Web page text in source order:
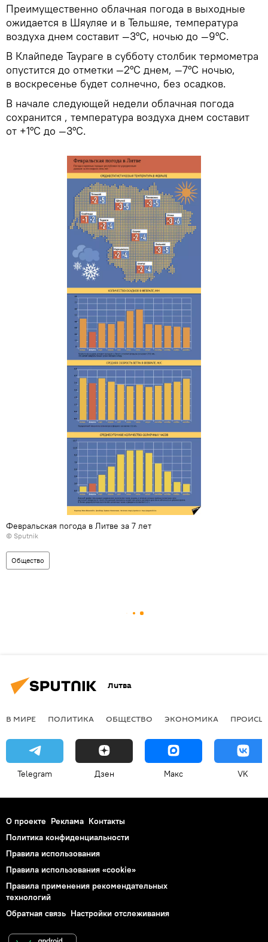
Преимущественно облачная погода в выходные
ожидается в Шяуляе и в Тельшяе, температура
воздуха днем составит —3°С, ночью до —9°С.
В Клайпеде Таураге в субботу столбик термометра
опустится до отметки —2°С днем, —7°С ночью,
в воскресенье будет солнечно, без осадков.
В начале следующей недели облачная погода
сохранится , температура воздуха днем составит
от +1°С до —3°С.
Февральская погода в Литве за 7 лет
© Sputnik
Общество
Литва
В МИРЕ ПОЛИТИКА ОБЩЕСТВО ЭКОНОМИКА
Telegram Дзен Макс VK
О проекте Реклама Контакты
Политика конфиденциальности
Правила использования
Правила использования «cookie»
Правила применения рекомендательных
технологий
Обратная связь Настройки отслеживания